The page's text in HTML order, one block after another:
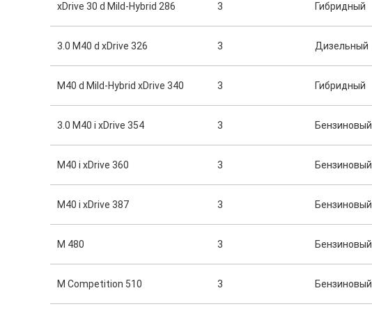
xDrive 30 d Mild-Hybrid 286 3 Гибридный
3.0 M40 d xDrive 326 3 Дизельный
M40 d Mild-Hybrid xDrive 340 3 Гибридный
3.0 M40 i xDrive 354 3 Бензиновый
M40 i xDrive 360 3 Бензиновый
M40 i xDrive 387 3 Бензиновый
M 480 3 Бензиновый
M Competition 510 3 Бензиновый